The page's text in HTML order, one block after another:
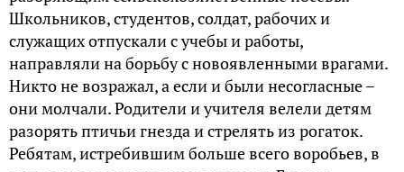
Школьников, студентов, солдат, рабочих и
служащих отпускали с учебы и работы,
направляли на борьбу с новоявленными врагами.
Никто не возражал, а если и были несогласные –
они молчали. Родители и учителя велели детям
разорять птичьи гнезда и стрелять из рогаток.
Ребятам, истребившим больше всего воробьев, в